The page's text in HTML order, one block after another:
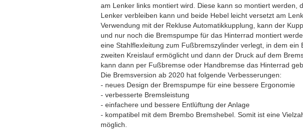
am Lenker links montiert wird. Diese kann so montiert werden,
Lenker verbleiben kann und beide Hebel leicht versetzt am
Verwendung mit der Rekluse Automatikkupplung, kann der
und nur noch die Bremspumpe für das Hinterrad montiert
eine Stahlflexleitung zum Fußbremszylinder verlegt, in dem ein
zweiten Kreislauf ermöglicht und dann der Druck auf dem
kann dann per Fußbremse oder Handbremse das Hinterrad
Die Bremsversion ab 2020 hat folgende Verbesserungen:
- neues Design der Bremspumpe für eine bessere Ergonomie
- verbesserte Bremsleistung
- einfachere und bessere Entlüftung der Anlage
- kompatibel mit dem Brembo Bremshebel. Somit ist eine
möglich.